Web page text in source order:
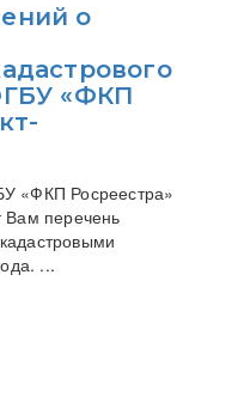
о
«ФКП
«ФКП Росреестра»
Вам перечень
...